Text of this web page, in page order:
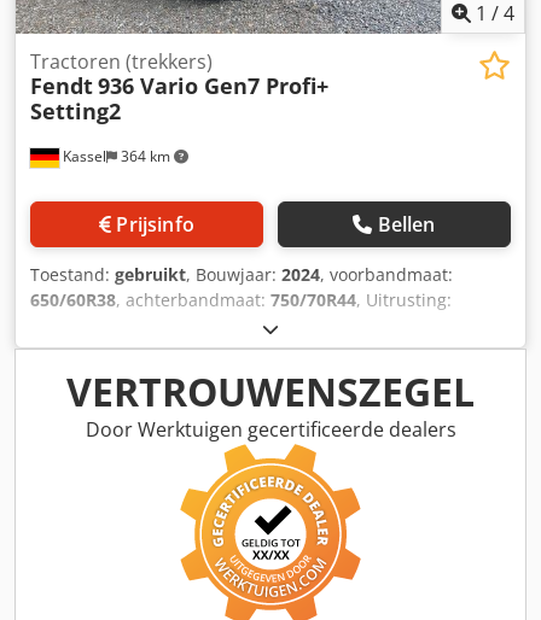
1 /4
Kassel 364 km
Tractoren (trekkers)
Fendt936 Vario Gen7 Profi+
Setting2
Prijsinfo Bellen
Toestand: gebruikt, Bouwjaar: 2024, voorbandmaat:
650/60R38, achterbandmaat: 750/70R44, Uitrusting:
, Section control, belastingsgewicht
achterwielen 2x 650 kg, omkeerbare ventilator, koelbox /
infotainmentpakket, Contour Assistant, geleidingssysteem
basispakket, RTK Novatel TI / Headland agronomie
basispakket, telemetrie basispakket / Dedpfxjtt I Nvo Ab
VERTROUWENSZEGEL
Door Werktuigen gecertificeerde dealers